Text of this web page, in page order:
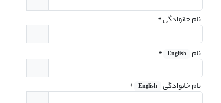
نام خانوادگی*
نام English
*
نام خانوادگی English
*